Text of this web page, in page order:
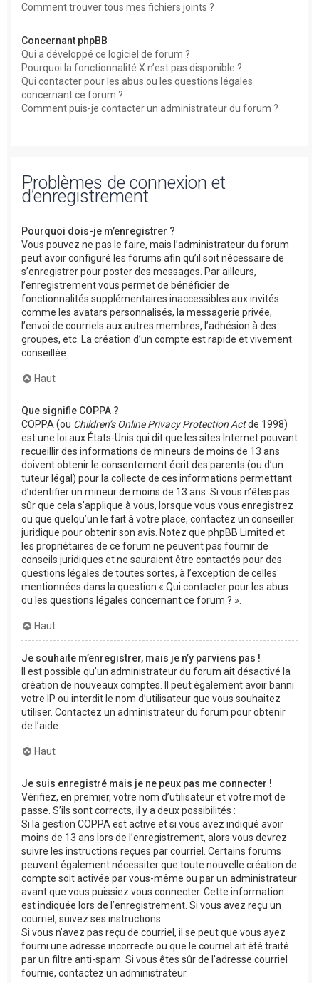
Comment trouver tous mes fichiers joints ?
Concernant phpBB
Qui a développé ce logiciel de forum ?
Pourquoi la fonctionnalité X n’est pas disponible ?
Qui contacter pour les abus ou les questions légales
concernant ce forum ?
Comment puis-je contacter un administrateur du forum ?
Problèmes de connexion et
d’enregistrement
Pourquoi dois-je m’enregistrer ?
Vous pouvez ne pas le faire, mais l’administrateur du forum
peut avoir configuré les forums afin qu’il soit nécessaire de
s’enregistrer pour poster des messages. Par ailleurs,
l’enregistrement vous permet de bénéficier de
fonctionnalités supplémentaires inaccessibles aux invités
comme les avatars personnalisés, la messagerie privée,
l’envoi de courriels aux autres membres, l’adhésion à des
groupes, etc. La création d’un compte est rapide et vivement
conseillée.
Haut
Que signifie COPPA ?
COPPA (ou Children’s Online Privacy Protection Actde 1998)
est une loi aux États-Unis qui dit que les sites Internet pouvant
recueillir des informations de mineurs de moins de 13 ans
doivent obtenir le consentement écrit des parents (ou d’un
tuteur légal) pour la collecte de ces informations permettant
d’identifier un mineur de moins de 13 ans. Si vous n’êtes pas
sûr que cela s’applique à vous, lorsque vous vous enregistrez
ou que quelqu’un le fait à votre place, contactez un conseiller
juridique pour obtenir son avis. Notez que phpBB Limited et
les propriétaires de ce forum ne peuvent pas fournir de
conseils juridiques et ne sauraient être contactés pour des
questions légales de toutes sortes, à l’exception de celles
mentionnées dans la question « Qui contacter pour les abus
ou les questions légales concernant ce forum ? ».
Haut
Je souhaite m’enregistrer, mais je n’y parviens pas !
Il est possible qu’un administrateur du forum ait désactivé la
création de nouveaux comptes. Il peut également avoir banni
votre IP ou interdit le nom d’utilisateur que vous souhaitez
utiliser. Contactez un administrateur du forum pour obtenir
de l’aide.
Haut
Je suis enregistré mais je ne peux pas me connecter !
Vérifiez, en premier, votre nom d’utilisateur et votre mot de
passe. S’ils sont corrects, il y a deux possibilités :
Si la gestion COPPA est active et si vous avez indiqué avoir
moins de 13 ans lors de l’enregistrement, alors vous devrez
suivre les instructions reçues par courriel. Certains forums
peuvent également nécessiter que toute nouvelle création de
compte soit activée par vous-même ou par un administrateur
avant que vous puissiez vous connecter. Cette information
est indiquée lors de l’enregistrement. Si vous avez reçu un
courriel, suivez ses instructions.
Si vous n’avez pas reçu de courriel, il se peut que vous ayez
fourni une adresse incorrecte ou que le courriel ait été traité
par un filtre anti-spam. Si vous êtes sûr de l’adresse courriel
fournie, contactez un administrateur.